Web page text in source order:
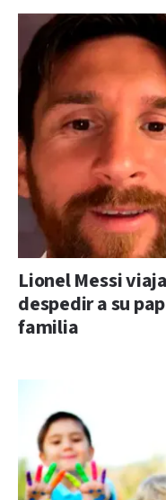
Lionel Messi
despedir a su
familia